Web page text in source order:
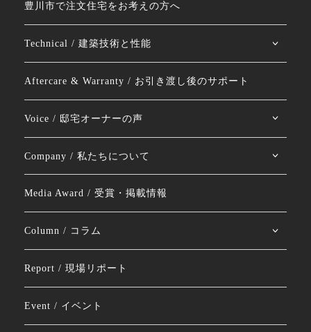
豊川市で注文住宅をお考えの方へ
Technical / 建築技術と性能
Aftercare & Warranty / お引き渡し後のサポート
Voice / 邸宅オーナーの声
Company / 私たちについて
Media Award / 受賞・掲載情報
Column / コラム
Report / 現場リポート
Event / イベント